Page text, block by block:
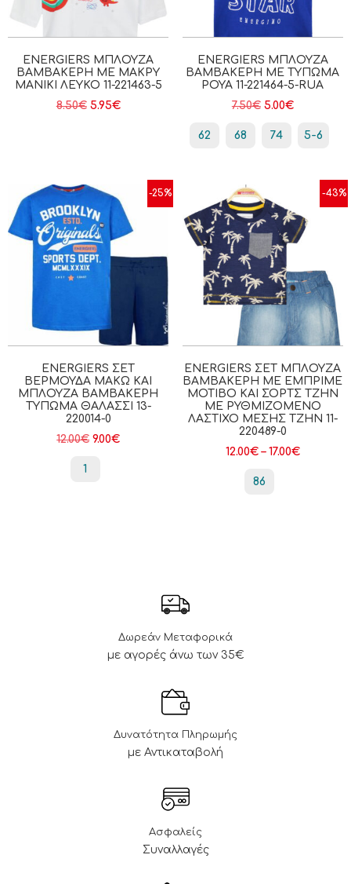
ENERGIERS ΜΠΛΟΎΖΑ
ΒΑΜΒΑΚΕΡΉ ΜΕ ΜΑΚΡΎ
ΜΑΝΊΚΙ ΛΕΥΚΟ 11-221463-5
8.50€ 5.95€
ENERGIERS ΜΠΛΟΎΖΑ
ΒΑΜΒΑΚΕΡΉ ΜΕ ΤΎΠΩΜΑ
ΡΟΥΑ 11-221464-5-RUA
7.50€ 5.00€
62 68 74 5-6
-25%
ENERGIERS ΣΕΤ
ΒΕΡΜΟΎΔΑ ΜΑΚΏ ΚΑΙ
ΜΠΛΟΎΖΑ ΒΑΜΒΑΚΕΡΉ
ΤΎΠΩΜΑ ΘΑΛΑΣΣΙ 13-
220014-0
12.00€ 9.00€
1
-43%
ENERGIERS ΣΕΤ ΜΠΛΟΎΖΑ
ΒΑΜΒΑΚΕΡΉ ΜΕ ΕΜΠΡΙΜΈ
ΜΟΤΊΒΟ ΚΑΙ ΣΟΡΤΣ ΤΖΗΝ
ΜΕ ΡΥΘΜΙΖΌΜΕΝΟ
ΛΆΣΤΙΧΟ ΜΈΣΗΣ ΤΖΗΝ 11-
220489-0
12.00€ – 17.00€
86
Δωρεάν Μεταφορικά
με αγορές άνω των 35€
Δυνατότητα Πληρωμής
με Αντικαταβολή
Ασφαλείς
Συναλλαγές